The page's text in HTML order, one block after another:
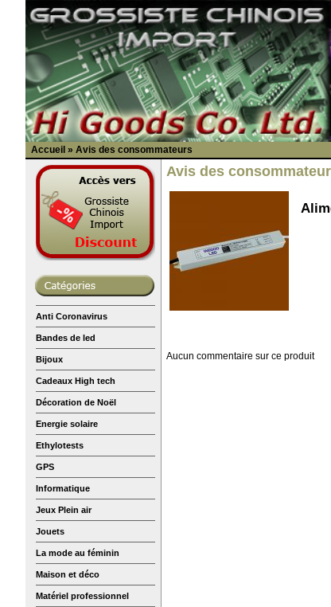
Accueil » Avis des consommateurs
Anti Coronavirus
Bandes de led
Bijoux
Cadeaux High tech
Décoration de Noël
Energie solaire
Ethylotests
GPS
Informatique
Jeux Plein air
Jouets
La mode au féminin
Maison et déco
Matériel professionnel
Avis des
Aucun commentaire sur ce produit